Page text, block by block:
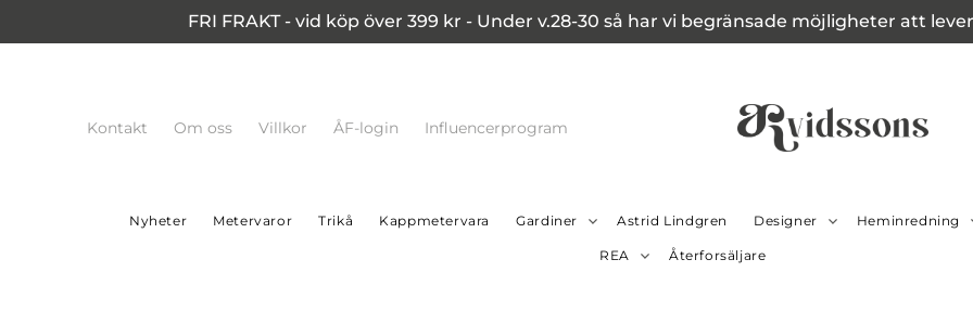
FRI FRAKT - vid köp över 399 kr - Under v.28-30 så har vi begränsade möjligheter att
Kontakt Om oss Villkor ÅF-login Influencerprogram
Nyheter Metervaror Trikå Kappmetervara Gardiner Astrid Lindgren Designer Heminredning
REA Återforsäljare